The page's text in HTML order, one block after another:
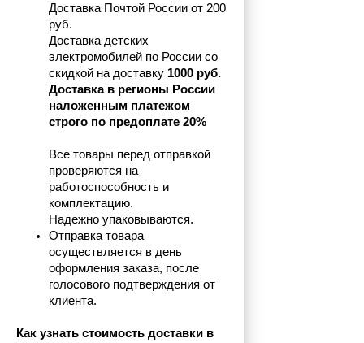
Доставка Почтой России от 200
руб.
Доставка детских
электромобилей по России со
скидкой на доставку 1000 руб.
Доставка в регионы России
наложенным платежом
строго по предоплате 20%
Все товары перед отправкой
проверяются на
работоспособность и
комплектацию.
Надежно упаковываются.
Отправка товара
осуществляется в день
оформления заказа, после
голосового подтверждения от
клиента.
Как узнать стоимость доставки в